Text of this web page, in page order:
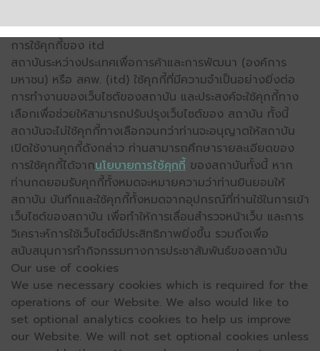
การใช้คุกกี้ของ itd
สถาบันระหว่างประเทศเพื่อการค้าและการพัฒนา (องค์การ
มหาชน) หรือ สคพ. (itd) ใช้คุกกี้ที่มีความจำเป็นอย่างยิ่งต่อ
การทำงานของเว็บไซต์ของสถาบัน และประสงค์จะใช้คุกกี้ทาง
เลือกเพื่อช่วยให้สามารถปรับปรุงเว็บไซต์ของ สถาบัน ทั้งนี้
สถาบันจะไม่ใช้คุกกี้ทางเลือกจนกว่าท่านจะอนุญาตให้สถาบัน
เปิดใช้งานคุกกี้ดังกล่าว ท่านสามารถศึกษารายละเอียดของ
การใช้คุกกี้ได้จากนโยบายการใช้คุกกี้ ของสถาบันทั้งนี้ หาก
ท่านกดยอมรับคุกกี้ทั้งหมดจะหมายความว่าท่านยินยอมให้
สถาบัน บันทึกและใช้คุกกี้ทั้งหมดจากอุปกรณ์ที่ท่านใช้ในการเข้า
เว็บไซต์ของสถาบัน เพื่อทำให้การเลื่อนสำรวจหน้าเว็บ และการ
วิเคราะห์การใช้เว็บไซต์มีประสิทธิภาพยิ่งขึ้น รวมถึงเพื่อ
สนับสนุนการทำกิจกรรมทางการประชาสัมพันธ์ของสถาบัน
Our use of cookies
We use necessary cookies which is required for the
operations of our Website. We also would like to
set optional analytics cookies to help us improve
our Website. We will not set optional cookies unless